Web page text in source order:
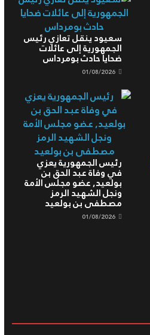
سعيود ينقل تعازي رئيس
الجمهورية إلى عائلات
ضحايا حادث بومرداس
01/08/2026
رئيس الجمهورية يعزي
في وفاة عبد الحق بن
بولعيد, عضو مجلس الأمة
ونجل الشهيد الرمز
مصطفى بن بولعيد
01/08/2026